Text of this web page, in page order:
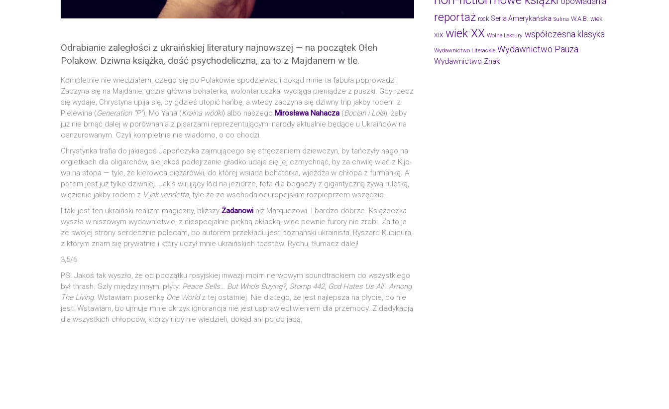
Odrabianie zaległości z ukraińskiej literatury najnowszej — na początek Ołeh
Polakow. Dziwna książka, dość psychodeliczna, za to z Majdanem w tle.
Kom­plet­nie nie wie­dzia­łem, cze­go się po Pola­ko­wie spo­dzie­wać i dokąd mnie ta fabu­ła popro­wa­dzi.
Zaczy­na się na Maj­da­nie, gdzie głów­na boha­ter­ka, wolon­ta­riusz­ka, wycią­ga pie­nią­dze z pusz­ki. Gdy rzecz
się wyda­je, Chry­sty­na upi­ja się, by gdzieś uto­pić hań­bę, a wte­dy zaczy­na się dziw­ny trip jak­by rodem z
Pie­le­wi­na (Gene­ra­tion “P”), Mo Yana (Kra­ina wód­ki) albo nasze­go Miro­sła­wa Naha­cza (Bocian i Lola), żeby
już nie brnąć dalej w porów­na­nia z pisa­rza­mi repre­zen­tu­ją­cy­mi naro­dy aktu­al­nie będą­ce u Ukra­iń­ców na
cen­zu­ro­wa­nym. Czy­li kom­plet­nie nie wia­do­mo, o co chodzi.
Chry­styn­ka tra­fia do jakie­goś Japoń­czy­ka zaj­mu­ją­ce­go się strę­cze­niem dziew­czyn, by tań­czy­ły nago na
orgiet­kach dla oli­gar­chów, ale jakoś podej­rza­nie gład­ko uda­je się jej czmych­nąć, by za chwi­lę wiać z Kijo­
wa na sto­pa — tyle, że kie­row­ca cię­ża­rów­ki, do któ­rej wsia­da boha­ter­ka, wjeż­dża w chło­pa z fur­man­ką. A
potem jest już tyl­ko dziw­niej. Jakiś wiru­ją­cy lód na jezio­rze, feta dla boga­czy z gigan­tycz­ną żywą rulet­ką,
wię­zie­nie jak­by rodem z V jak ven­det­ta, tyle że ze wschod­nio­eu­ro­pej­skim roz­pie­przem wszędzie…
I taki jest ten ukra­iń­ski realizm magicz­ny, bliż­szy Żada­no­wi niż Marqu­ezo­wi. I bar­dzo dobrze. Ksią­żecz­ka
wyszła w niszo­wym wydaw­nic­twie, z nie­spe­cjal­nie pięk­ną okład­ką, więc pew­nie furo­ry nie zro­bi. Za to ja
ze swo­jej stro­ny ser­decz­nie pole­cam, bo auto­rem prze­kła­du jest poznań­ski ukra­ini­sta, Ryszard Kupi­du­ra,
z któ­rym znam się pry­wat­nie i któ­ry uczył mnie ukra­iń­skich toa­stów. Rychu, tłu­macz dalej!
3,5/6
PS. Jakoś tak wyszło, że od począt­ku rosyj­skiej inwa­zji moim ner­wo­wym sound­trac­kiem do wszyst­kie­go
był thrash. Szły mię­dzy inny­mi pły­ty: Peace Sells… But Who­’s Buy­ing?, Stomp 442, God Hates Us Alli Among
The Living. Wsta­wiam pio­sen­kę One Worldz tej ostat­niej. Nie dla­te­go, że jest naj­lep­sza na pły­cie, bo nie
jest. Wsta­wiam, bo ujmu­je mnie okrzyk igno­ran­cja nie jest uspra­wie­dli­wie­niem dla prze­mo­cy. Z dedy­ka­cją
dla wszyst­kich chłop­ców, któ­rzy niby nie wie­dzie­li, dokąd ani po co jadą.
reportaż rock Seria Amerykańska Sulina W.A.B. wiek
XIX wiek XX Wolne Lektury współczesna klasyka
Wydawnictwo Literackie Wydawnictwo Pauza
Wydawnictwo Znak